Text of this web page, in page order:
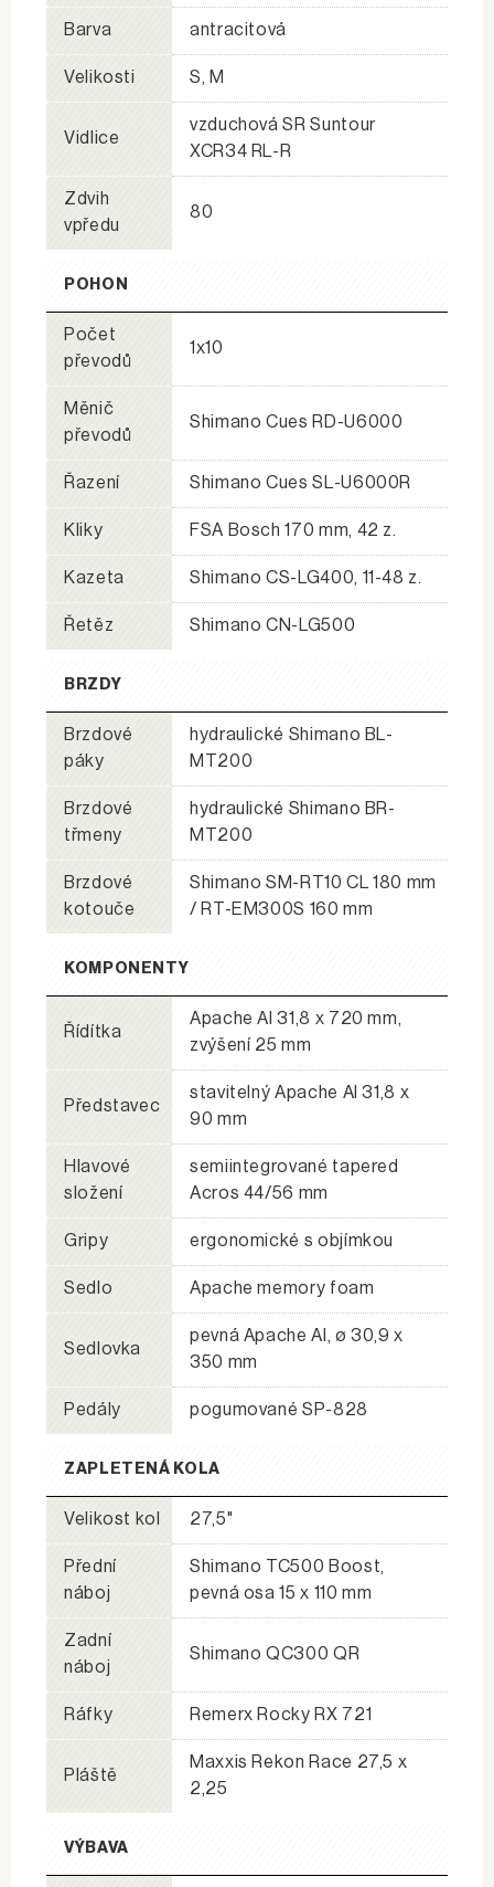
Barva antracitová
Velikosti S, M
Vidlice
vzduchová SR Suntour
XCR34 RL-R
Zdvih
vpředu
80
POHON
Počet
převodů
1x10
Měnič
převodů
Shimano Cues RD-U6000
Řazení Shimano Cues SL-U6000R
Kliky FSA Bosch 170 mm, 42 z.
Kazeta Shimano CS-LG400, 11-48 z.
Řetěz Shimano CN-LG500
BRZDY
Brzdové
páky
hydraulické Shimano BL-
MT200
Brzdové
třmeny
hydraulické Shimano BR-
MT200
Brzdové
kotouče
Shimano SM-RT10 CL 180 mm
/ RT-EM300S 160 mm
KOMPONENTY
Řídítka
Apache Al 31,8 x 720 mm,
zvýšení 25 mm
Představec
stavitelný Apache Al 31,8 x
90 mm
Hlavové
složení
semiintegrované tapered
Acros 44/56 mm
Gripy ergonomické s objímkou
Sedlo Apache memory foam
Sedlovka
pevná Apache Al, ø 30,9 x
350 mm
Pedály pogumované SP-828
ZAPLETENÁ KOLA
Velikost kol 27,5"
Přední
náboj
Shimano TC500 Boost,
pevná osa 15 x 110 mm
Zadní
náboj
Shimano QC300 QR
Ráfky Remerx Rocky RX 721
Pláště
Maxxis Rekon Race 27,5 x
2,25
VÝBAVA